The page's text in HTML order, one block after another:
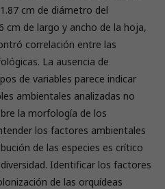
cm de diámetro del
cm de largo y ancho de la hoja,
correlación entre las
La ausencia de
de variables parece indicar
ambientales analizadas no
la morfología de los
los factores ambientales
de las especies es crítico
Identificar los factores
de las orquídeas